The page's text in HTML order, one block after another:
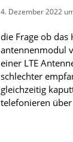
4. Dezember 2022
die Frage ob
antennenmodul
einer LTE
schlechter
gleichzeitig
telefonieren